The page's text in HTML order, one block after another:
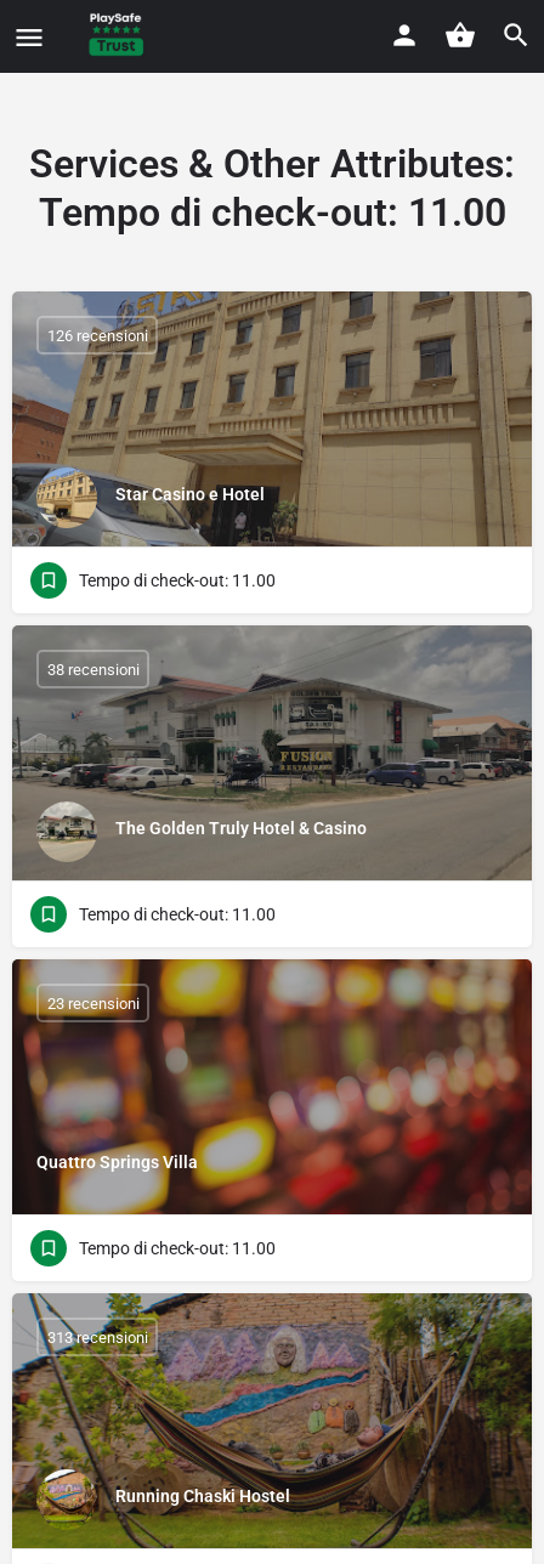
Services & Other Attributes:
Tempo di check-out: 11.00
Star Casino e Hotel
126 recensioni
Tempo di check-out: 11.00
The Golden Truly Hotel & Casino
38 recensioni
Tempo di check-out: 11.00
Quattro Springs Villa
23 recensioni
Tempo di check-out: 11.00
Running Chaski Hostel
313 recensioni